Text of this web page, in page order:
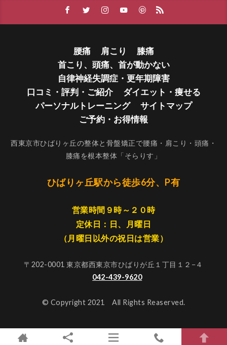
腰痛 肩こり
膝痛
首こり、頭痛、首が動かない
自律神経失調症・更年期障害
口コミ・評判・ご紹介
ダイエット・痩せる
パーソナルトレーニング
サイトマップ
ご予約・お得情報
西東京市ひばりヶ丘の整体と骨盤矯正で腰痛・肩こり・頭痛・
膝痛を根本整体「そらりす」
ひばりヶ丘駅から徒歩6分、P有
営業時間９時～２０時
定休日：日、月曜日
（月曜日以外の祝日は営業）
〒202-0001 東京都西東京市ひばりが丘１丁目１２−４
042-439-9620
© Copyright 2021 All Rights Reaserved.